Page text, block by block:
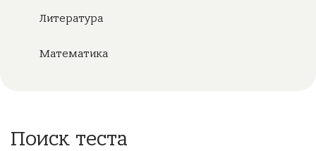
Литература
Математика
Поиск теста